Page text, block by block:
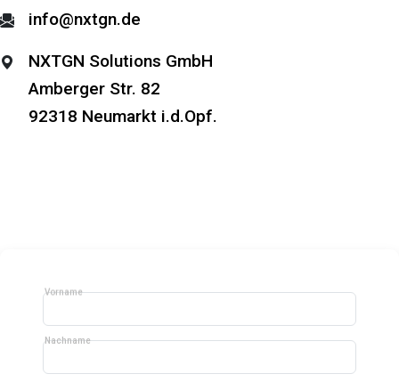
info@nxtgn.de
NXTGN Solutions GmbH
Amberger Str. 82
92318 Neumarkt i.d.Opf.
Vorname
Nachname